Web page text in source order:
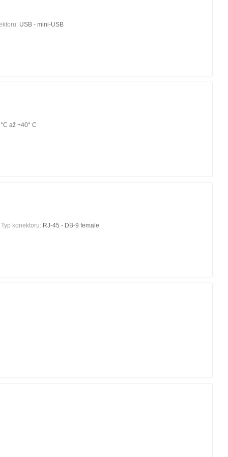
USB - mini-USB
až +40° C
Typ konektoru: RJ-45 - DB-9 female